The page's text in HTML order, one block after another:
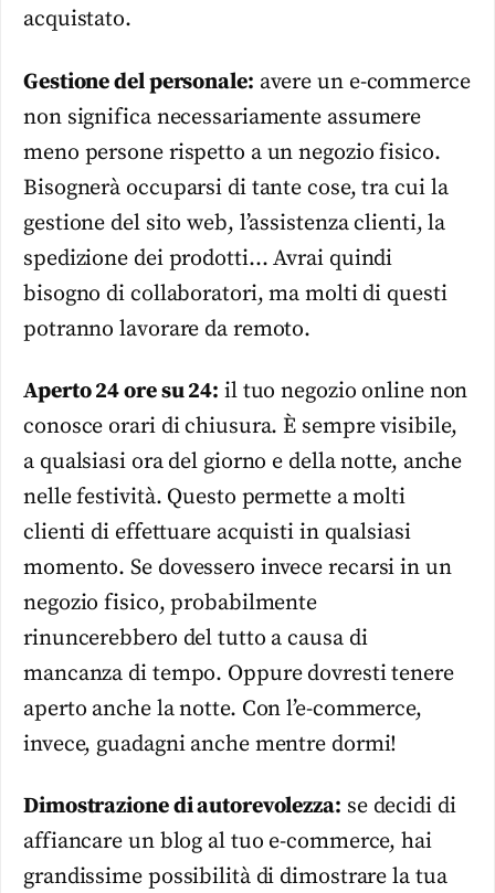
acquistato.
Gestione del personale: avere un e-commerce
non significa necessariamente assumere
meno persone rispetto a un negozio fisico.
Bisognerà occuparsi di tante cose, tra cui la
gestione del sito web, l’assistenza clienti, la
spedizione dei prodotti… Avrai quindi
bisogno di collaboratori, ma molti di questi
potranno lavorare da remoto.
Aperto 24 ore su 24: il tuo negozio online non
conosce orari di chiusura. È sempre visibile,
a qualsiasi ora del giorno e della notte, anche
nelle festività. Questo permette a molti
clienti di effettuare acquisti in qualsiasi
momento. Se dovessero invece recarsi in un
negozio fisico, probabilmente
rinuncerebbero del tutto a causa di
mancanza di tempo. Oppure dovresti tenere
aperto anche la notte. Con l’e-commerce,
invece, guadagni anche mentre dormi!
Dimostrazione di autorevolezza: se decidi di
affiancare un blog al tuo e-commerce, hai
grandissime possibilità di dimostrare la tua